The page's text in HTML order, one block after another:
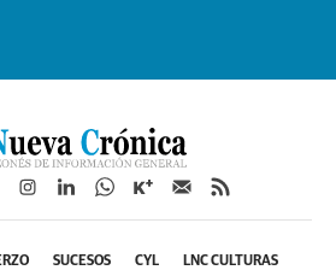
SUCESOS CYL LNC CULTURAS